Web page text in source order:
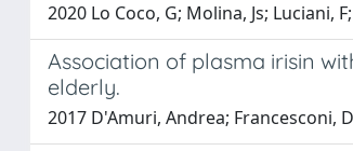
2020 Lo Coco, G; Molina, Js; Luciani,
Association of plasma irisin
elderly.
2017 D'Amuri, Andrea; Francesconi,